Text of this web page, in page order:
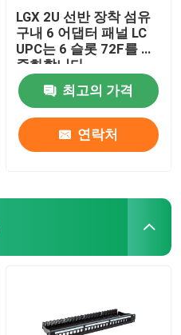
LGX 2U 선반 장착 섬유
구내 6 어댑터 패널 LC
UPC는 6 슬롯 72F를 이
중화합니다
최고의 가격
연락처